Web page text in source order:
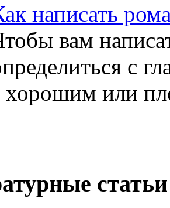
написать
вам
с
хорошим или
статьи